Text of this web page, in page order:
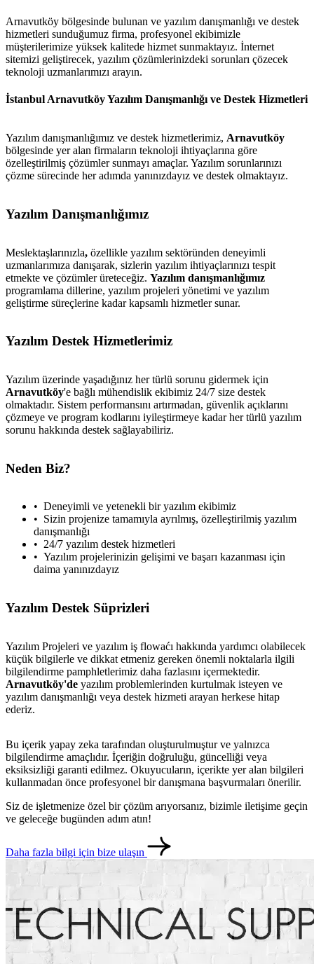
İletişim English
Arnavutköy bölgesinde bulunan ve yazılım danışmanlığı ve destek
hizmetleri sunduğumuz firma, profesyonel ekibimizle
müşterilerimize yüksek kalitede hizmet sunmaktayız. İnternet
sitemizi geliştirecek, yazılım çözümlerinizdeki sorunları çözecek
teknoloji uzmanlarımızı arayın.
İstanbul Arnavutköy Yazılım Danışmanlığı ve Destek Hizmetleri
Yazılım danışmanlığımız ve destek hizmetlerimiz, Arnavutköy
bölgesinde yer alan firmaların teknoloji ihtiyaçlarına göre
özelleştirilmiş çözümler sunmayı amaçlar. Yazılım sorunlarınızı
çözme sürecinde her adımda yanınızdayız ve destek olmaktayız.
Yazılım Danışmanlığımız
Meslektaşlarınızla, özellikle yazılım sektöründen deneyimli
uzmanlarımıza danışarak, sizlerin yazılım ihtiyaçlarınızı tespit
etmekte ve çözümler üreteceğiz. Yazılım danışmanlığımız
programlama dillerine, yazılım projeleri yönetimi ve yazılım
geliştirme süreçlerine kadar kapsamlı hizmetler sunar.
Yazılım Destek Hizmetlerimiz
Yazılım üzerinde yaşadığınız her türlü sorunu gidermek için
Arnavutköy'e bağlı mühendislik ekibimiz 24/7 size destek
olmaktadır. Sistem performansını artırmadan, güvenlik açıklarını
çözmeye ve program kodlarını iyileştirmeye kadar her türlü yazılım
sorunu hakkında destek sağlayabiliriz.
Neden Biz?
Deneyimli ve yetenekli bir yazılım ekibimiz
Sizin projenize tamamıyla ayrılmış, özelleştirilmiş yazılım
danışmanlığı
24/7 yazılım destek hizmetleri
Yazılım projelerinizin gelişimi ve başarı kazanması için
daima yanınızdayız
Yazılım Destek Süprizleri
Yazılım Projeleri ve yazılım iş flowaćı hakkında yardımcı olabilecek
küçük bilgilerle ve dikkat etmeniz gereken önemli noktalarla ilgili
bilgilendirme pamphletlerimiz daha fazlasını içermektedir.
Arnavutköy'de yazılım problemlerinden kurtulmak isteyen ve
yazılım danışmanlığı veya destek hizmeti arayan herkese hitap
ederiz.
Bu içerik yapay zeka tarafından oluşturulmuştur ve yalnızca
bilgilendirme amaçlıdır. İçeriğin doğruluğu, güncelliği veya
eksiksizliği garanti edilmez. Okuyucuların, içerikte yer alan bilgileri
kullanmadan önce profesyonel bir danışmana başvurmaları önerilir.
Siz de işletmenize özel bir çözüm arıyorsanız, bizimle iletişime geçin
ve geleceğe bugünden adım atın!
Daha fazla bilgi için bize ulaşın